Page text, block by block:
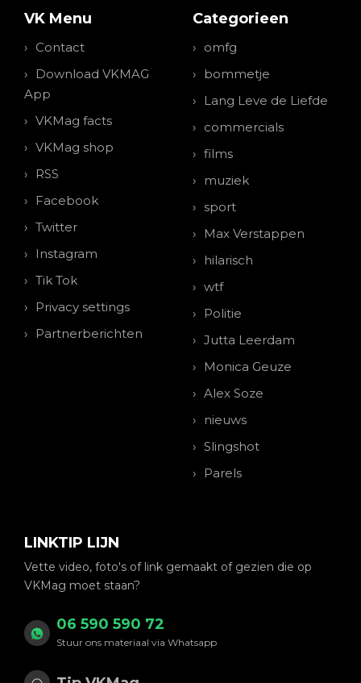
VK Menu
Contact
Download VKMAG
App
VKMag facts
VKMag shop
RSS
Facebook
Twitter
Instagram
Tik Tok
Privacy settings
Partnerberichten
Categorieen
omfg
bommetje
Lang Leve de Liefde
commercials
films
muziek
sport
Max Verstappen
hilarisch
wtf
Politie
Jutta Leerdam
Monica Geuze
Alex Soze
nieuws
Slingshot
Parels
LINKTIP LIJN
Vette video, foto's of link gemaakt of gezien die op
VKMag moet staan?
06 590 590 72
Stuur ons materiaal via Whatsapp